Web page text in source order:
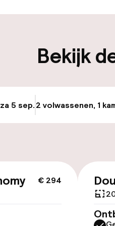
op eigen
Bekijk
5 sep.2 volwassenen, 1
€ 294